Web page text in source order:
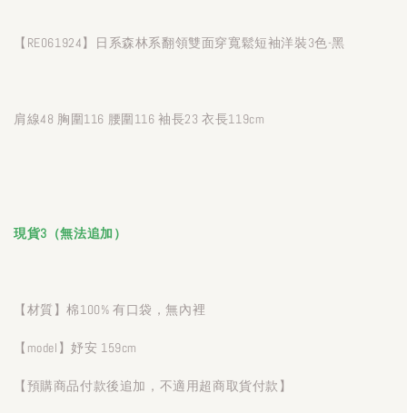
【RE061924】日系森林系翻領雙面穿寬鬆短袖洋裝3色-黑
肩線48 胸圍116 腰圍116 袖長23 衣長119cm
現貨3（無法追加）
【材質】棉100% 有口袋，無內裡
【model】妤安 159cm
【預購商品付款後追加，不適用超商取貨付款】